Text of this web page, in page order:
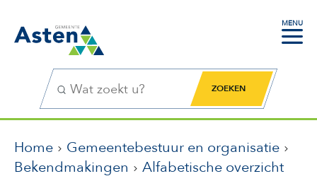
MENU
Zoekfunctie Zoekknop
Home
Gemeentebestuur en organisatie
Bekendmakingen
Alfabetische overzicht